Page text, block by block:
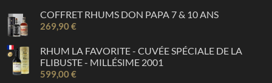
COFFRET RHUMS DON PAPA 7 & 10 ANS
269,90 €
RHUM LA FAVORITE - CUVÉE SPÉCIALE DE LA
FLIBUSTE - MILLÉSIME 2001
599,00 €